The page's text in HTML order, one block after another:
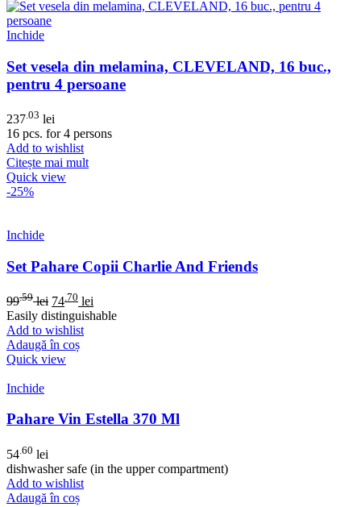
Inchide
Set vesela din melamina, CLEVELAND, 16 buc.,
pentru 4 persoane
237 .03 lei
16 pcs. for 4 persons
Add to wishlist
Citește mai mult
Quick view
-25%
Inchide
Set Pahare Copii Charlie And Friends
99.59 lei 74 .70 lei
Easily distinguishable
Add to wishlist
Adaugă în coș
Quick view
Inchide
Pahare Vin Estella 370 Ml
54 .60 lei
dishwasher safe (in the upper compartment)
Add to wishlist
Adaugă în coș